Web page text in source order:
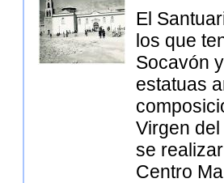
El
los que
Socavón
estatuas
Virgen
se
Centro